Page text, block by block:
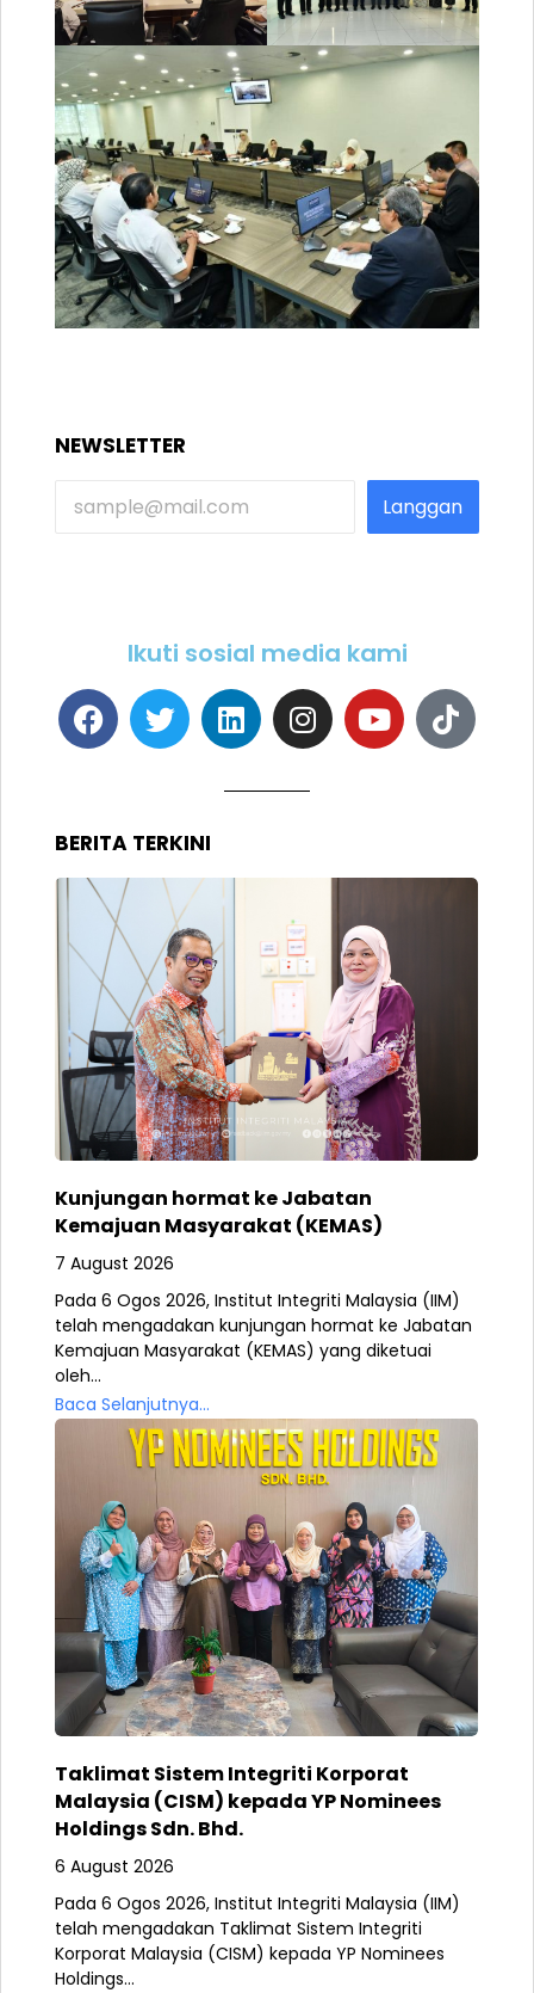
NEWSLETTER
Langgan
Ikuti sosial media kami
BERITA TERKINI
Kunjungan hormat ke Jabatan
Kemajuan Masyarakat (KEMAS)
7 August 2026
Pada 6 Ogos 2026, Institut Integriti Malaysia (IIM)
telah mengadakan kunjungan hormat ke Jabatan
Kemajuan Masyarakat (KEMAS) yang diketuai
oleh...
Baca Selanjutnya...
Taklimat Sistem Integriti Korporat
Malaysia (CISM) kepada YP Nominees
Holdings Sdn. Bhd.
6 August 2026
Pada 6 Ogos 2026, Institut Integriti Malaysia (IIM)
telah mengadakan Taklimat Sistem Integriti
Korporat Malaysia (CISM) kepada YP Nominees
Holdings...